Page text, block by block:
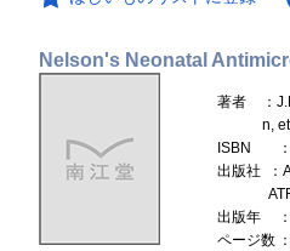
Nelson's Neonatal
著者
：
n,
ISBN
出版社
出版年
ページ数